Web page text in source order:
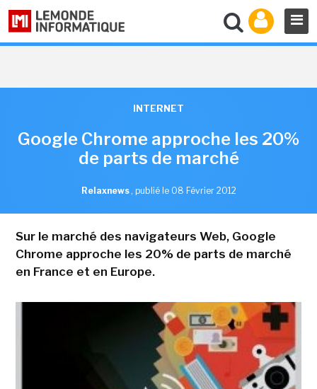
INTERNET
Google Chrome approche les 20%
de parts de marché
Relaxnews , publié le 08 Février 2012
Sur le marché des navigateurs Web, Google
Chrome approche les 20% de parts de marché
en France et en Europe.